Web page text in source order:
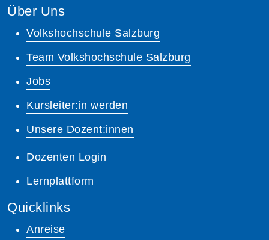
Über Uns
Volkshochschule Salzburg
Team Volkshochschule Salzburg
Jobs
Kursleiter:in werden
Unsere Dozent:innen
Dozenten Login
Lernplattform
Quicklinks
Anreise